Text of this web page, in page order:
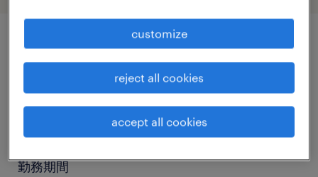
job details
職種
ヘルプデスク・ユーザーサポート
勤務期間
customize
reject all cookies
accept all cookies